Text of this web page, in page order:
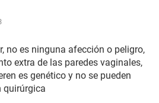
no es ninguna afección o peligro,
extra de las paredes vaginales,
es genético y no se pueden
quirúrgica